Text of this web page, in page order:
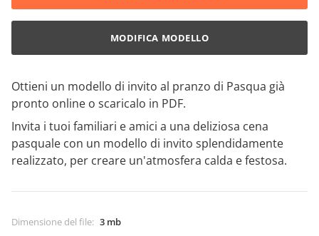
Ottieni un modello di invito al pranzo di Pasqua già
pronto online o scaricalo in PDF.
Invita i tuoi familiari e amici a una deliziosa cena
pasquale con un modello di invito splendidamente
realizzato, per creare un'atmosfera calda e festosa.
Dimensione del file: 3 mb
MODIFICA MODELLO